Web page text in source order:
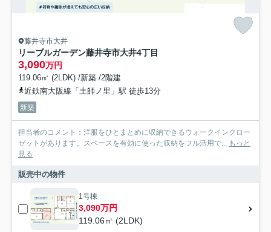
藤井寺市大井
リーブルガーデン藤井寺市大井4丁目
3,090万円
119.06㎡ (2LDK) /新築 /2階建
近鉄南大阪線「土師ノ里」駅 徒歩13分
新築
担当者のコメント：洋服をひとまとめに収納できるウォークインクロー
ゼットがあります。スペースを有効に使った収納をフル活用で... もっと
見る
販売中の物件
1号棟
3,090万円
119.06㎡ (2LDK)